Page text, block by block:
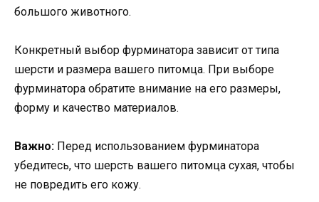
большого животного.
Конкретный выбор фурминатора зависит от типа
шерсти и размера вашего питомца. При выборе
фурминатора обратите внимание на его размеры,
форму и качество материалов.
Важно: Перед использованием фурминатора
убедитесь, что шерсть вашего питомца сухая, чтобы
не повредить его кожу.